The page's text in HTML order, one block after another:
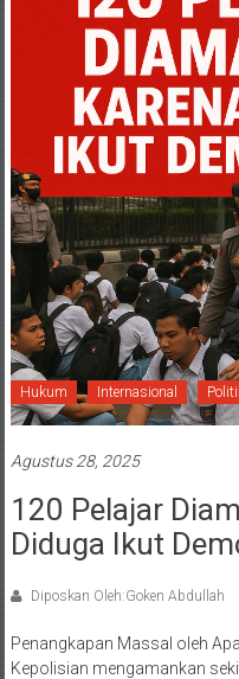
Hukum Internasional
Agustus 28, 2025
120 Pelajar
Diduga Ikut
Diposkan Oleh:Goken Abdullah
Penangkapan Massal oleh
Kepolisian mengamankan